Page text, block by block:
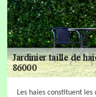
Les haies constituent